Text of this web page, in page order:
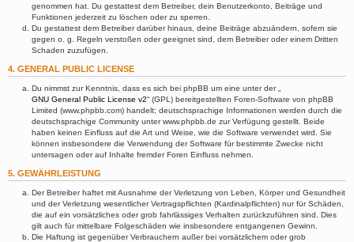
genommen hat. Du gestattest dem Betreiber, dein Benutzerkonto, Beiträge und
Funktionen jederzeit zu löschen oder zu sperren.
Du gestattest dem Betreiber darüber hinaus, deine Beiträge abzuändern, sofern sie
gegen o. g. Regeln verstoßen oder geeignet sind, dem Betreiber oder einem Dritten
Schaden zuzufügen.
4. GENERAL PUBLIC LICENSE
Du nimmst zur Kenntnis, dass es sich bei phpBB um eine unter der „
GNU General Public License v2“ (GPL) bereitgestellten Foren-Software von phpBB
Limited (www.phpbb.com) handelt; deutschsprachige Informationen werden durch die
deutschsprachige Community unter www.phpbb.de zur Verfügung gestellt. Beide
haben keinen Einfluss auf die Art und Weise, wie die Software verwendet wird. Sie
können insbesondere die Verwendung der Software für bestimmte Zwecke nicht
untersagen oder auf Inhalte fremder Foren Einfluss nehmen.
5. GEWÄHRLEISTUNG
Der Betreiber haftet mit Ausnahme der Verletzung von Leben, Körper und Gesundheit
und der Verletzung wesentlicher Vertragspflichten (Kardinalpflichten) nur für Schäden,
die auf ein vorsätzliches oder grob fahrlässiges Verhalten zurückzuführen sind. Dies
gilt auch für mittelbare Folgeschäden wie insbesondere entgangenen Gewinn.
Die Haftung ist gegenüber Verbrauchern außer bei vorsätzlichem oder grob